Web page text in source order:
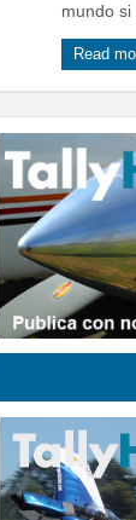
mundo si
Read